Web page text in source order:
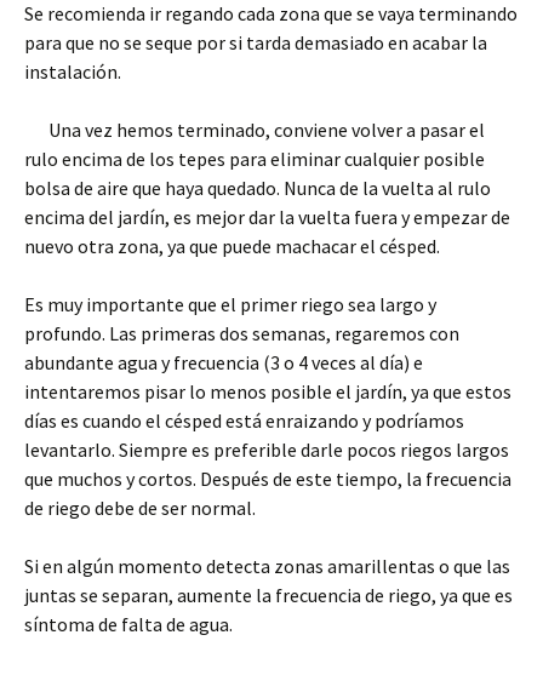
Se recomienda ir regando cada zona que se vaya terminando
para que no se seque por si tarda demasiado en acabar la
instalación.
Una vez hemos terminado, conviene volver a pasar el
rulo encima de los tepes para eliminar cualquier posible
bolsa de aire que haya quedado. Nunca de la vuelta al rulo
encima del jardín, es mejor dar la vuelta fuera y empezar de
nuevo otra zona, ya que puede machacar el césped.
Es muy importante que el primer riego sea largo y
profundo. Las primeras dos semanas, regaremos con
abundante agua y frecuencia (3 o 4 veces al día) e
intentaremos pisar lo menos posible el jardín, ya que estos
días es cuando el césped está enraizando y podríamos
levantarlo. Siempre es preferible darle pocos riegos largos
que muchos y cortos. Después de este tiempo, la frecuencia
de riego debe de ser normal.
Si en algún momento detecta zonas amarillentas o que las
juntas se separan, aumente la frecuencia de riego, ya que es
síntoma de falta de agua.